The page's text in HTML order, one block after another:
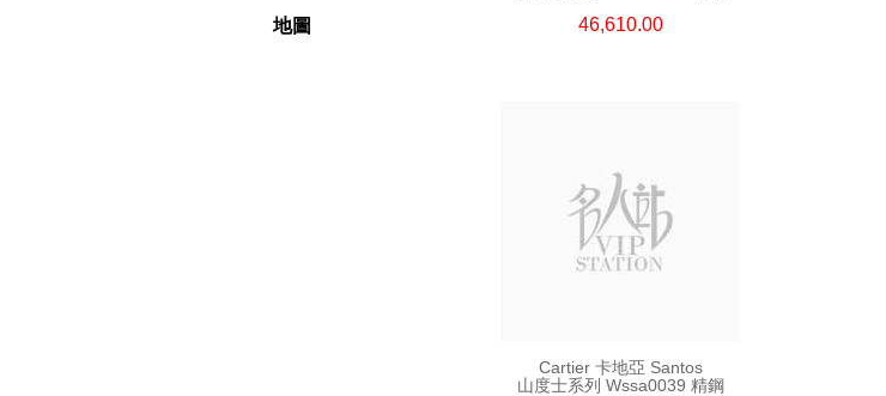
地圖 46,610.00
Cartier 卡地亞 Santos
山度士系列 Wssa0039 精鋼